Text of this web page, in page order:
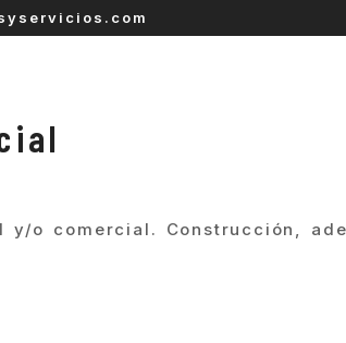
o comercial. Construcción,